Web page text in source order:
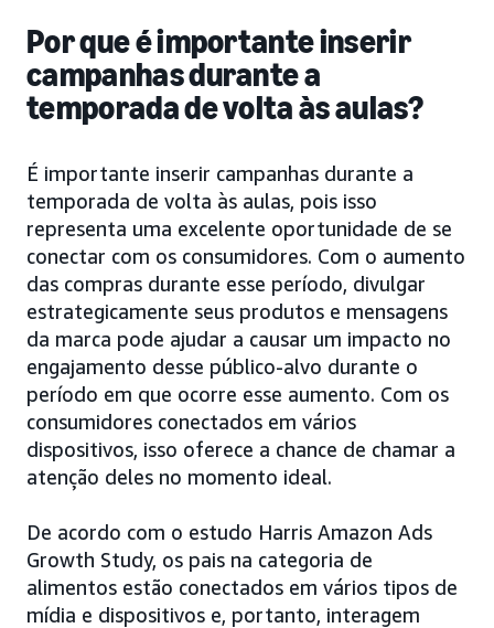
Por que é importante inserir
campanhas durante a
temporada de volta às aulas?
É importante inserir campanhas durante a
temporada de volta às aulas, pois isso
representa uma excelente oportunidade de se
conectar com os consumidores. Com o aumento
das compras durante esse período, divulgar
estrategicamente seus produtos e mensagens
da marca pode ajudar a causar um impacto no
engajamento desse público-alvo durante o
período em que ocorre esse aumento. Com os
consumidores conectados em vários
dispositivos, isso oferece a chance de chamar a
atenção deles no momento ideal.
De acordo com o estudo Harris Amazon Ads
Growth Study, os pais na categoria de
alimentos estão conectados em vários tipos de
mídia e dispositivos e, portanto, interagem